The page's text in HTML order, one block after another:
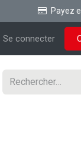
Payez en
Se connecter